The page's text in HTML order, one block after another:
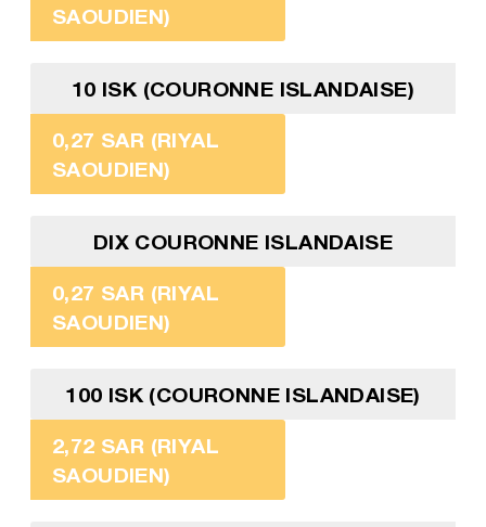
SAOUDIEN)
10 ISK (COURONNE ISLANDAISE)
0,27 SAR (RIYAL
SAOUDIEN)
DIX COURONNE ISLANDAISE
0,27 SAR (RIYAL
SAOUDIEN)
100 ISK (COURONNE ISLANDAISE)
2,72 SAR (RIYAL
SAOUDIEN)